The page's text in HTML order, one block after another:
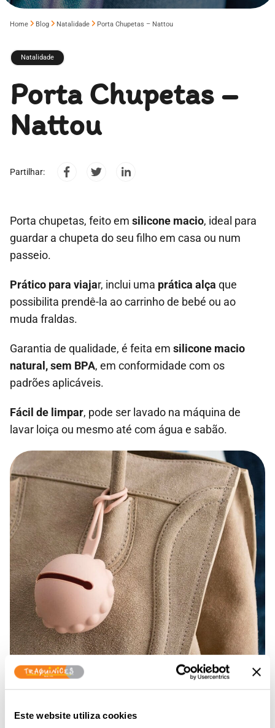
Este website utiliza cookies
Home Blog Natalidade Porta Chupetas – Nattou
Natalidade
Porta Chupetas –
Nattou
Partilhar:
Porta chupetas, feito em silicone macio, ideal para
guardar a chupeta do seu filho em casa ou num
passeio.
Prático para viajar, inclui uma prática alça que
possibilita prendê-la ao carrinho de bebé ou ao
muda fraldas.
Garantia de qualidade, é feita em silicone macio
natural, sem BPA, em conformidade com os
padrões aplicáveis.
Fácil de limpar, pode ser lavado na máquina de
lavar loiça ou mesmo até com água e sabão.